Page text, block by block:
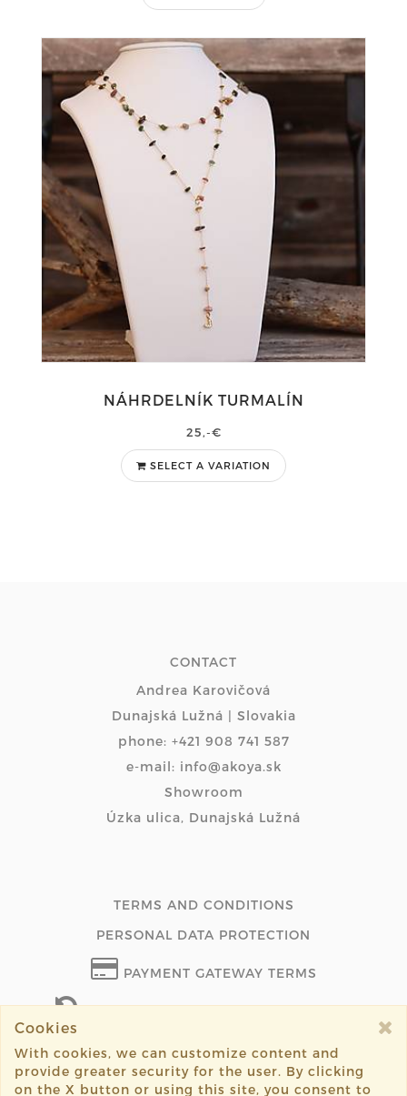
NÁHRDELNÍK TURMALÍN
25,-€
SELECT A VARIATION
CONTACT
Andrea Karovičová
Dunajská Lužná | Slovakia
phone: +421 908 741 587
e-mail: info@akoya.sk
Showroom
Úzka ulica, Dunajská Lužná
TERMS AND CONDITIONS
PERSONAL DATA PROTECTION
PAYMENT GATEWAY TERMS
©2026 akoya.sk all rights reserved.
Cookies
With cookies, we can customize content and
provide greater security for the user. By clicking
on the X button or using this site, you consent to